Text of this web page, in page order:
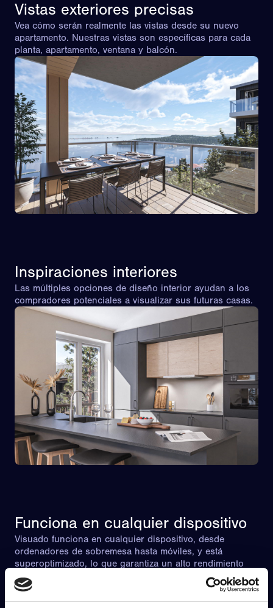
Vistas exteriores precisas
Vea cómo serán realmente las vistas desde su nuevo
apartamento. Nuestras vistas son específicas para cada
planta, apartamento, ventana y balcón.
Inspiraciones interiores
Las múltiples opciones de diseño interior ayudan a los
compradores potenciales a visualizar sus futuras casas.
Funciona en cualquier dispositivo
Visuado funciona en cualquier dispositivo, desde
ordenadores de sobremesa hasta móviles, y está
superoptimizado, lo que garantiza un alto rendimiento
con un bajo consumo de batería y ancho de banda.